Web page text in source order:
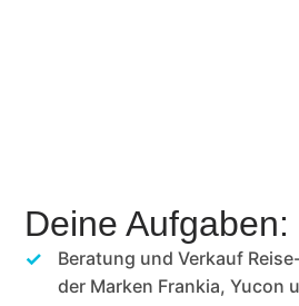
Deine Aufgaben:
Beratung und Verkauf
der Marken Frankia, Yucon